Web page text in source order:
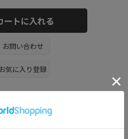
ートに入れる
お問い合わせ
お気に入り登録
basket Tote Shoulde bag レザーハ